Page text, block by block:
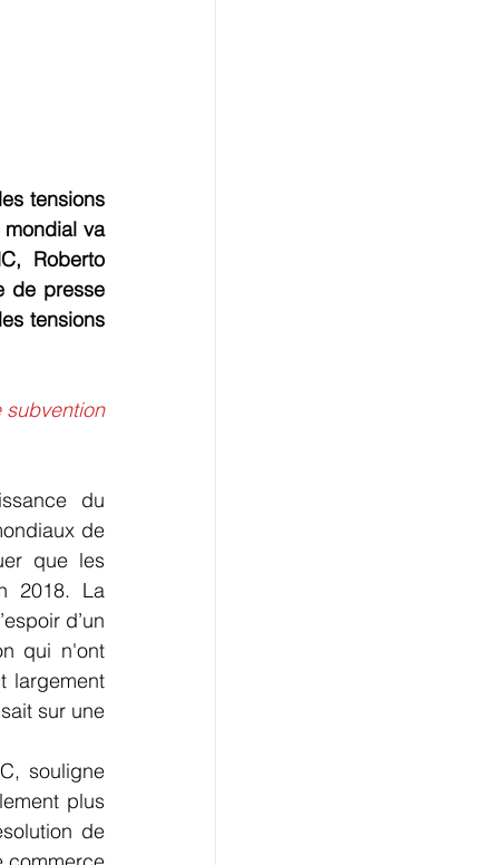
tensions
mondial va
Roberto
de presse
tensions
subvention
du
de
que les
2018. La
d’un
qui n'ont
largement
sur une
souligne
plus
de